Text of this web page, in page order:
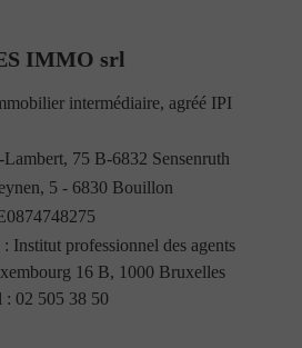
IMMO srl
intermédiaire, agréé IPI
75 B-6832 Sensenruth
5 - 6830 Bouillon
Institut professionnel des agents
16 B, 1000 Bruxelles
: 02 505 38 50